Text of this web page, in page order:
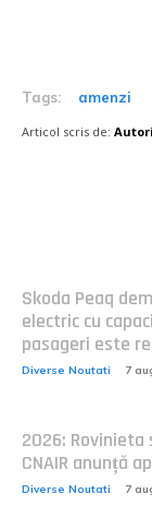
Tags: amenzi
Articol scris de:
Skoda Peaq
electric cu
pasageri este
Diverse Noutati 7
2026: Rovinieta
CNAIR anunță
Diverse Noutati 7